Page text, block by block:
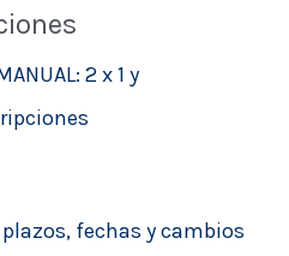
2 x 1 y
fechas y cambios